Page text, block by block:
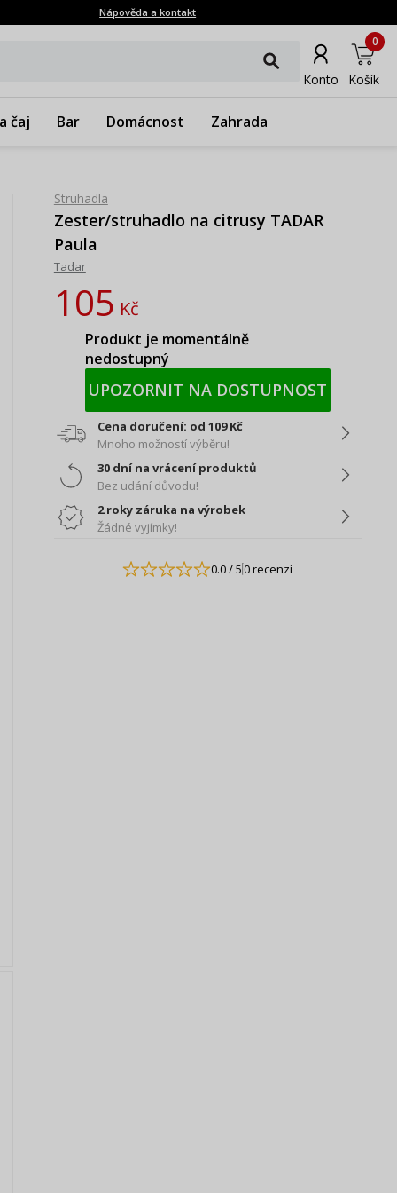
Nápověda a kontakt
Konto Košík
0
čaj Bar Domácnost Zahrada
Struhadla
Zester/struhadlo na citrusy TADAR
Paula
Tadar
105Kč
Produkt je momentálně
nedostupný
UPOZORNIT NA DOSTUPNOST
Cena doručení: od 109 Kč
Mnoho možností výběru!
30 dní na vrácení produktů
Bez udání důvodu!
2 roky záruka na výrobek
Žádné vyjímky!
0.0/ 50 recenzí